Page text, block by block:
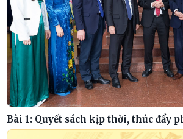
Bài 1: Quyết sách kịp thời, thúc đẩy